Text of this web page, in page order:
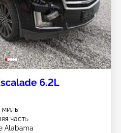
6.2L
миль
часть
Alabama